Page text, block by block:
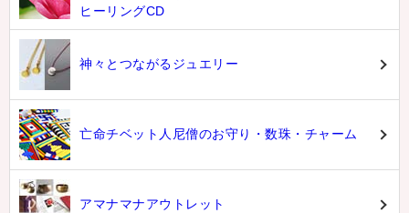
ヒーリングCD
神々とつながるジュエリー
亡命チベット人尼僧のお守り・数珠・チャーム
アマナマナアウトレット